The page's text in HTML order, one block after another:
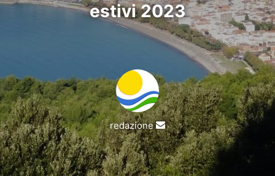
estivi 2023
redazione
Invia
un'email